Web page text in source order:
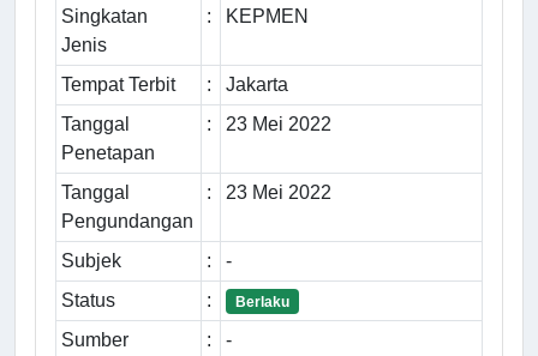
Singkatan
Jenis
: KEPMEN
Tempat Terbit :
Jakarta
Tanggal
Penetapan
: 23 Mei 2022
Tanggal
Pengundangan
: 23 Mei 2022
Subjek :
-
Status
: Berlaku
Sumber : -